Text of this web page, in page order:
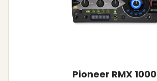
Pioneer RMX 1000